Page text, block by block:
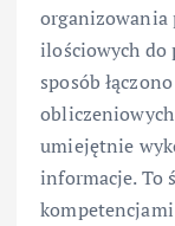
organizowania
ilościowych do
sposób
umiejętnie
informacje. To